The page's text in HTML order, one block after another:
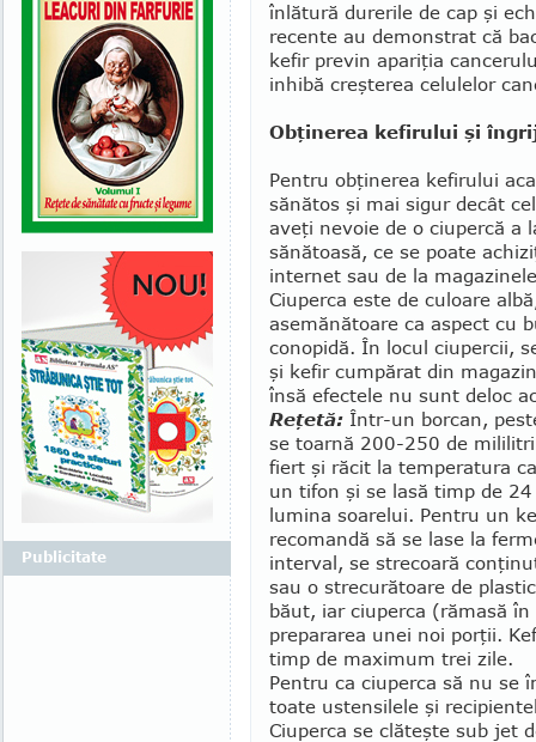
înlătură durerile de cap şi
recente au demonstrat că
kefir previn apariţia
inhibă creşterea celulelor
Obţinerea kefirului şi
Pentru obţinerea kefirului
sănătos şi mai sigur decât
aveţi nevoie de o ciupercă a
sănătoasă, ce se poate
internet sau de la
Ciu­perca este de culoare
asemănătoare ca aspect cu
conopidă. În locul ciupercii,
şi kefir cumpărat din
însă efectele nu sunt deloc
Reţetă: Într-un borcan,
se toarnă 200-250 de
fiert şi răcit la temperatura
un tifon şi se lasă timp de
lumina soarelui. Pentru un
recomandă să se lase la
interval, se strecoară
sau o strecurătoare de
băut, iar ciuperca (rămasă
prepararea unei noi porţii.
timp de maximum trei zile.
Pentru ca ciuperca să nu se
toate ustensilele şi
Ciuperca se clăteşte sub jet
Publicitate